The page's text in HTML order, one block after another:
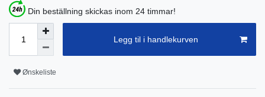
Din beställning skickas inom 24 timmar!
Legg til i handlekurven
Ønskeliste